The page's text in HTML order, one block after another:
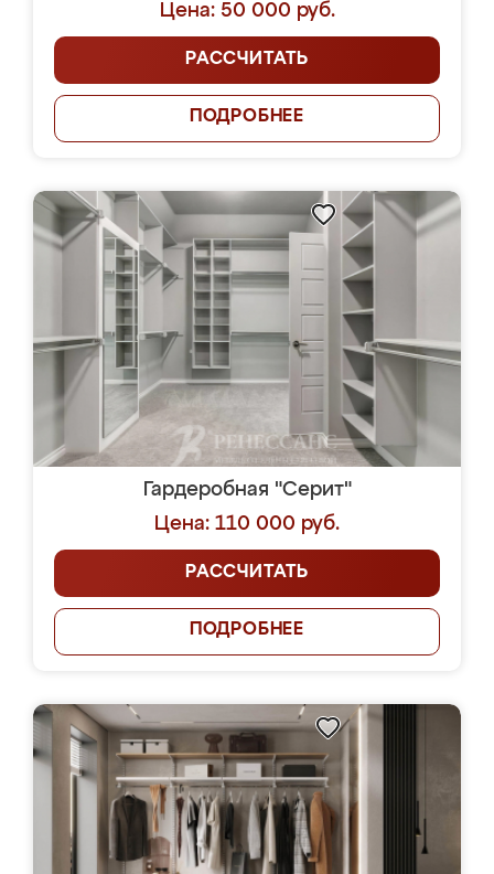
Цена: 50 000 руб.
РАССЧИТАТЬ
ПОДРОБНЕЕ
Гардеробная "Серит"
Цена: 110 000 руб.
РАССЧИТАТЬ
ПОДРОБНЕЕ